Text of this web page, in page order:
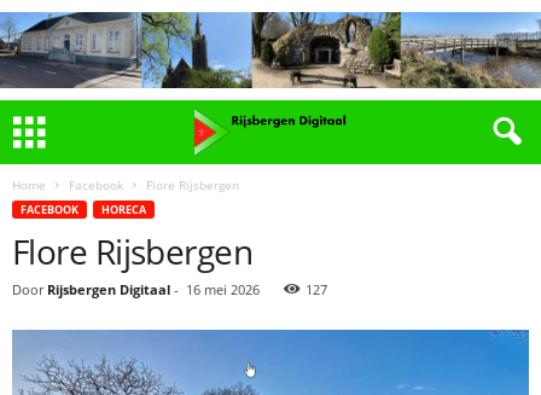
Home Facebook Flore Rijsbergen
FACEBOOK HORECA
Flore Rijsbergen
Door Rijsbergen Digitaal - 16 mei 2026 127